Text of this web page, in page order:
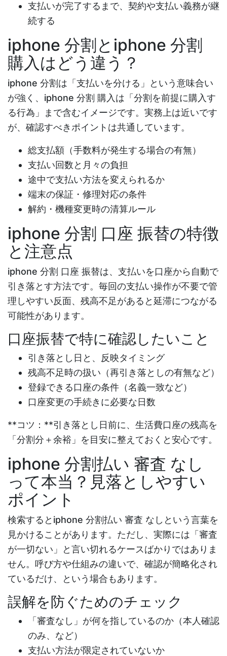
支払いが完了するまで、契約や支払い義務が継
続する
iphone 分割とiphone 分割
購入はどう違う？
iphone 分割は「支払いを分ける」という意味合い
が強く、 iphone 分割 購入 は「分割を前提に購入す
る行為」まで含むイメージです。実務上は近いです
が、確認すべきポイントは共通しています。
総支払額（手数料が発生する場合の有無）
支払い回数と月々の負担
途中で支払い方法を変えられるか
端末の保証・修理対応の条件
解約・機種変更時の清算ルール
iphone 分割 口座 振替の特徴
と注意点
iphone 分割 口座 振替は、支払いを口座から自動で
引き落とす方法です。毎回の支払い操作が不要で管
理しやすい反面、残高不足があると延滞につながる
可能性があります。
口座振替で特に確認したいこと
引き落とし日と、反映タイミング
残高不足時の扱い（再引き落としの有無など）
登録できる口座の条件（名義一致など）
口座変更の手続きに必要な日数
**コツ：**引き落とし日前に、生活費口座の残高を
「分割分＋余裕」を目安に整えておくと安心です。
iphone 分割払い 審査 なし
って本当？見落としやすい
ポイント
検索すると iphone 分割払い 審査 なし という言葉を
見かけることがあります。ただし、実際には「審査
が一切ない」と言い切れるケースばかりではありま
せん。呼び方や仕組みの違いで、確認が簡略化され
ているだけ、という場合もあります。
誤解を防ぐためのチェック
「審査なし」が何を指しているのか（本人確認
のみ、など）
支払い方法が限定されていないか